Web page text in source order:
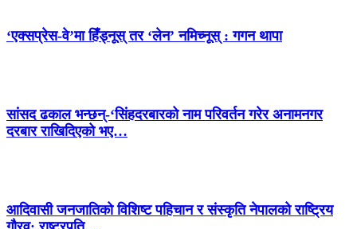
‘एक्सप्रेस-वे’मा हिँड्नूस् तर ‘लेन’ नमिच्नूस् : गगन थापा
सांसद ढकाल भन्छन्-‘सिंहदरबारको नाम परिवर्तन गरेर अनामनगर
दरबार राखिदिएको भए…
आदिवासी जनजातिको विशिष्ट पहिचान र संस्कृति नेपालको राष्ट्रिय